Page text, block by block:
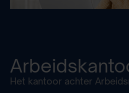
Het kantoor achter